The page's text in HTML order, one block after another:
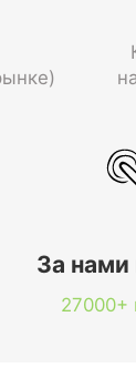
За
27000+